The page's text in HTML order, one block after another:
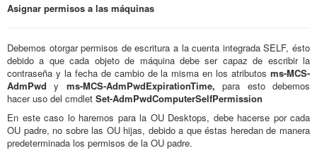
Asignar permisos a las máquinas
Debemos otorgar permisos de escritura a la cuenta integrada SELF, ésto
debido a que cada objeto de máquina debe ser capaz de escribir la
contraseña y la fecha de cambio de la misma en los atributos ms-MCS-
AdmPwdy ms-MCS-AdmPwdExpirationTime,para esto debemos
hacer uso del cmdlet Set-AdmPwdComputerSelfPermission
En este caso lo haremos para la OU Desktops, debe hacerse por cada
OU padre, no sobre las OU hijas, debido a que éstas heredan de manera
predeterminada los permisos de la OU padre.